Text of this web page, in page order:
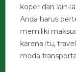
koper dan lain-
Anda harus
memiliki
karena itu,
moda